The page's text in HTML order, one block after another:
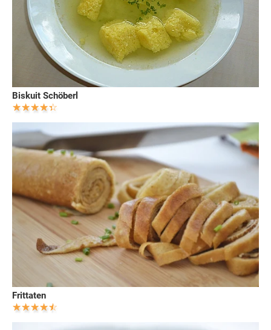
Biskuit Schöberl
Frittaten